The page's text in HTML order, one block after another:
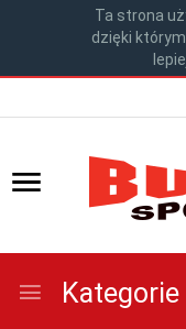
Ta strona
dzięki
Kategorie